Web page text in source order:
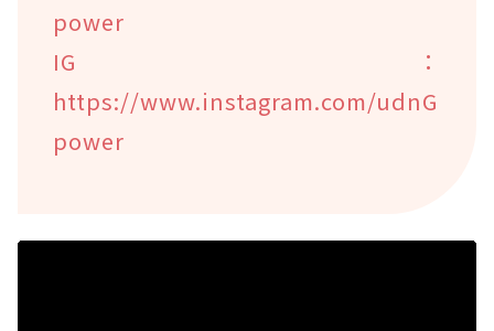
power
IG：
https://www.instagram.com/udnG
power